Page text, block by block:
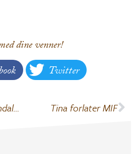
dine venner!
Twitter
Flott 17. mai i Mjøndalen Tina forlater MIF